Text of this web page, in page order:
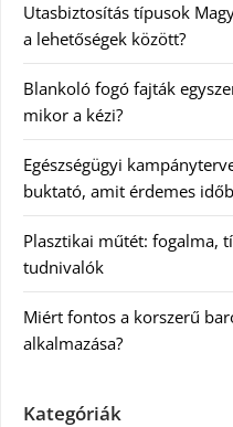
Utasbiztosítás típusok
a lehetőségek között?
Blankoló fogó fajták
mikor a kézi?
Egészségügyi
buktató, amit érdemes
Plasztikai műtét: fogalma,
tudnivalók
Miért fontos a korszerű
alkalmazása?
Kategóriák